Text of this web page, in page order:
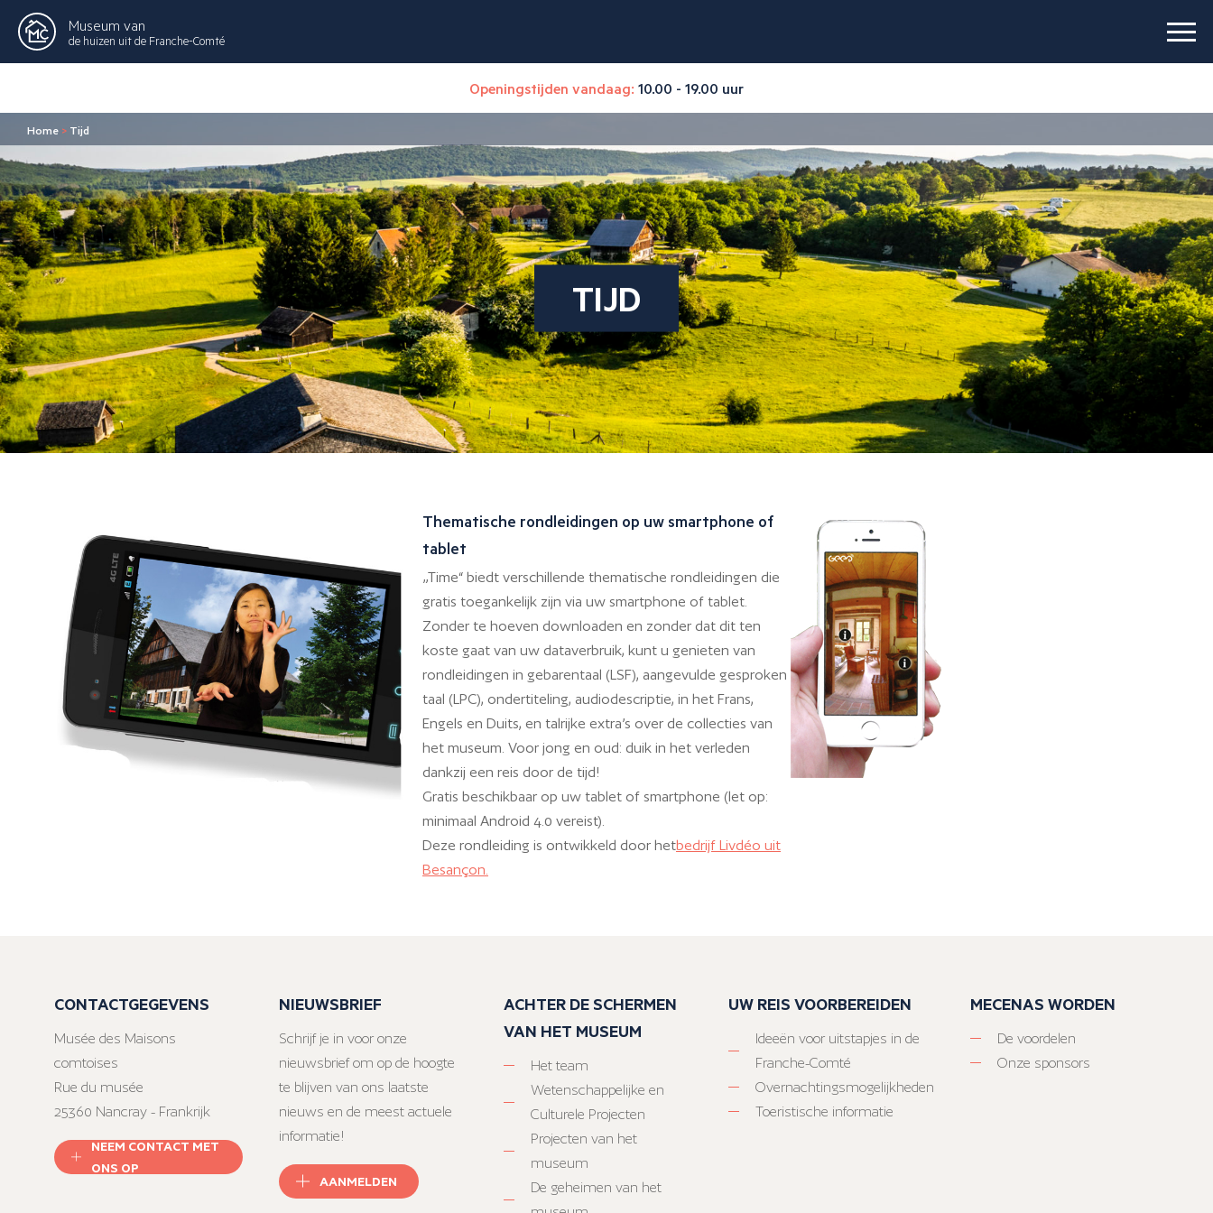
Museum van
de huizen uit de Franche-Comté
Openingstijden vandaag: 10.00 - 19.00 uur
Home > Tijd
TIJD
Thematische rondleidingen op uw smartphone of
tablet
„Time“ biedt verschillende thematische rondleidingen die
gratis toegankelijk zijn via uw smartphone of tablet.
Zonder te hoeven downloaden en zonder dat dit ten
koste gaat van uw dataverbruik, kunt u genieten van
rondleidingen in gebarentaal (LSF), aangevulde gesproken
taal (LPC), ondertiteling, audiodescriptie, in het Frans,
Engels en Duits, en talrijke extra’s over de collecties van
het museum. Voor jong en oud: duik in het verleden
dankzij een reis door de tijd!
Gratis beschikbaar op uw tablet of smartphone (let op:
minimaal Android 4.0 vereist).
Deze rondleiding is ontwikkeld door hetbedrijf Livdéo uit
Besançon.
CONTACTGEGEVENS
Musée des Maisons
comtoises
Rue du musée
25360 Nancray - Frankrijk
NEEM CONTACT MET
ONS OP
NIEUWSBRIEF
Schrijf je in voor onze
nieuwsbrief om op de hoogte
te blijven van ons laatste
nieuws en de meest actuele
informatie!
AANMELDEN
ACHTER DE SCHERMEN
VAN HET MUSEUM
Het team
Wetenschappelijke en
Culturele Projecten
Projecten van het
museum
De geheimen van het
UW REIS VOORBEREIDEN
Ideeën voor uitstapjes in de
Franche-Comté
Overnachtingsmogelijkheden
Toeristische informatie
MECENAS WORDEN
De voordelen
Onze sponsors